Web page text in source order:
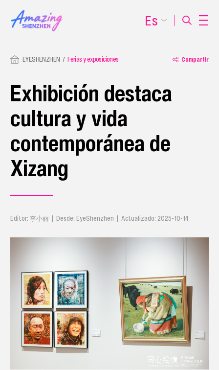
EYESHENZHEN Ferias y exposiciones Compartir
Exhibición destaca
cultura y vida
contemporánea de
Xizang
Editor: 李小丽 | Desde: EyeShenzhen | Actualizado: 2025-10-14
Es